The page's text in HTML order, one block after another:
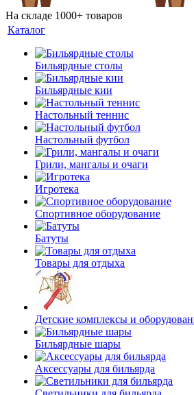
На складе 1000+ товаров
Каталог
Бильярдные столы
Бильярдные кии
Настольный теннис
Настольный футбол
Грили, мангалы и очаги
Игротека
Спортивное оборудование
Батуты
Товары для отдыха
Детские комплексы и
Бильярдные шары
Аксессуары для бильярда